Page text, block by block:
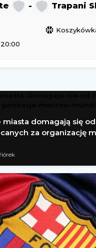
- Trapani
sports_basketball
domagają się od
za organizację